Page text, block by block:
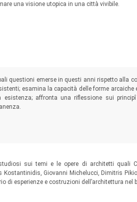
una visione utopica in una città vivibile.
questioni emerse in questi anni rispetto alla
esamina la capacità delle forme arcaiche
esistenza; affronta una riflessione sui
sui temi e le opere di architetti quali
Kostantinidis, Giovanni Michelucci, Dimitris
di esperienze e costruzioni dell’architettura nel